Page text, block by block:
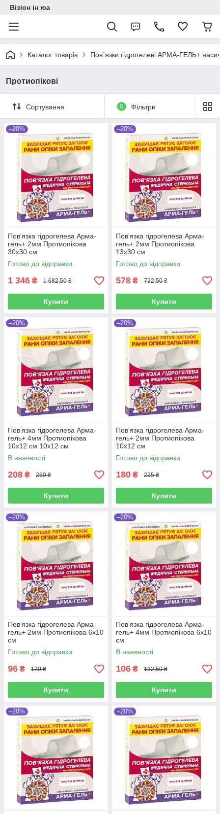
Візіон ін юа
Каталог товарів Пов`язки гідрогелеві АРМА-ГЕЛЬ+
Протиопікові
Сортування 0 Фільтри
–20%
Пов’язка гідрогелева Арма-
гель+ 2мм Протиопікова
30х30 см
Готово до відправки
1 346 ₴ 1 682,50 ₴
Купити
–20%
Пов’язка гідрогелева Арма-
гель+ 2мм Протиопікова
13х30 см
Готово до відправки
578 ₴ 722,50 ₴
Купити
–20%
Пов’язка гідрогелева Арма-
гель+ 4мм Протиопікова
10х12 см 10х12 см
В наявності
208 ₴ 260 ₴
Купити
–20%
Пов’язка гідрогелева Арма-
гель+ 2мм Протиопікова
10х12 см
Готово до відправки
180 ₴ 225 ₴
Купити
–20%
Пов’язка гідрогелева Арма-
гель+ 2мм Протиопікова 6х10
см
Готово до відправки
96 ₴ 120 ₴
Купити
–20%
Пов’язка гідрогелева Арма-
гель+ 4мм Протиопікова 6х10
см
В наявності
106 ₴ 132,50 ₴
Купити
–20% –20%